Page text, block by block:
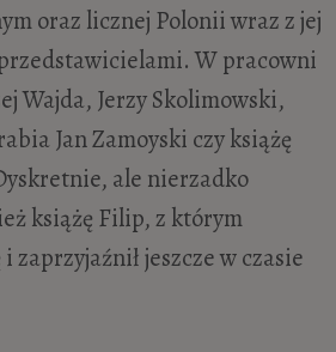
oraz licznej Polonii wraz z jej
W pracowni
Wajda, Jerzy Skolimowski,
Jan Zamoyski czy książę
ale nierzadko
książę Filip, z którym
zaprzyjaźnił jeszcze w czasie